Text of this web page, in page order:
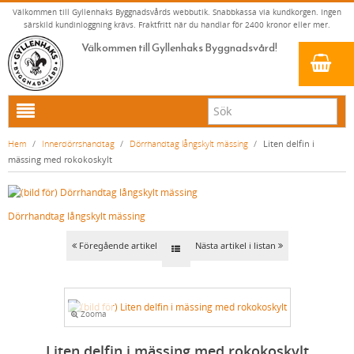
Välkommen till Gyllenhaks Byggnadsvårds webbutik. Snabbkassa via kundkorgen. Ingen
särskild kundinloggning krävs. Fraktfritt när du handlar för 2400 kronor eller mer.
Välkommen till Gyllenhaks Byggnadsvård!
HEM
NYA PRODUKTER
LINOLJEFÄRG & SLAMFÄRG MED MERA
LINOLJEFÄRGER
VITA KULÖRER
GULA KULÖRER
RÖDA KULÖRER
GRÖNA KULÖRER
MATTA LINOLJEFÄRGER
KONSTNÄRSFÄRGER
GULT/ORANGE
LACK, LASYRER, FERNISSOR & OLJOR
LINOLJESÅPA OCH MÅLARTVÄTT
KLASSISKA KLÄDER
RESISTANT WORK WEAR
VÄSTAR
JACKOR, ANORAKER OCH BUSSARONGER
BADRUM & KÖK (KRANAR & PORSLIN)
TVÄTTSTÄLLSBLANDARE
BADKARSBLANDARE
DUSCHAR OCH DUSCHBLANDARE
DÖRRHANDTAG MÄSSING (INNERDÖRR)
DÖRRHANDTAG NICKEL (INNERDÖRR)
DÖRRHANDTAG LÅNGSKYLT MÄSSING
Hem / Innerdörrshandtag / Dörrhandtag långskylt mässing / Liten delfin i
mässing med rokokoskylt
Dörrhandtag långskylt mässing
Föregående artikel Nästa artikel i listan
Zooma